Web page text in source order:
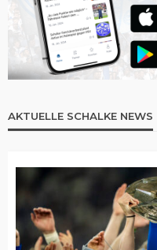
AKTUELLE SCHALKE NEWS